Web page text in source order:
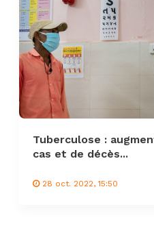
Tuberculose :
cas et de décès...
28 oct. 2022, 15:50